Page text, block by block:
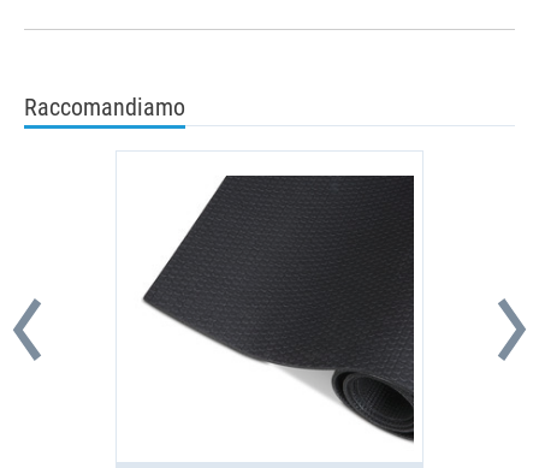
Raccomandiamo